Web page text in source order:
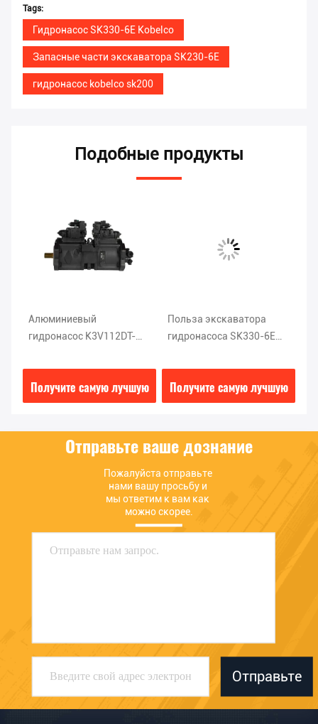
Tags:
Гидронасос SK330-6E Kobelco
Запасные части экскаватора SK230-6E
гидронасос kobelco sk200
Подобные продукты
Алюминиевый
гидронасос K3V112DT-
Kobelco места Sk200 6
Получите самую лучшую
Польза экскаватора
гидронасоса SK330-6E
Получите самую лучшую
Отправьте ваше дознание
Пожалуйста отправьте
нами вашу просьбу и
мы ответим к вам как
можно скорее.
Отправьте